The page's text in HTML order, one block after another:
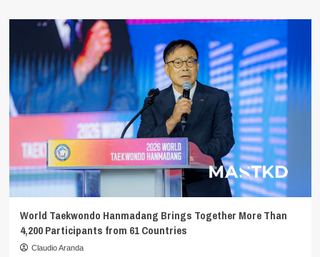
World Taekwondo Hanmadang Brings Together More Than
4,200 Participants from 61 Countries
Claudio Aranda